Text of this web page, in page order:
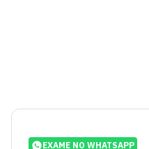
EXAME NO WHATSAPP